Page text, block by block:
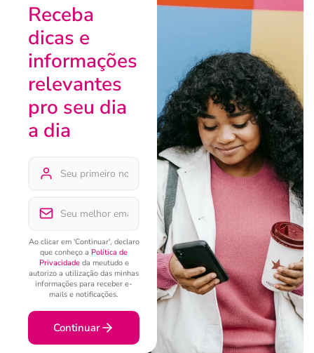
Receba
dicas e
informações
relevantes
pro seu dia
a dia
Ao clicar em 'Continuar', declaro
que conheço a Política de
Privacidadeda meutudo e
autorizo a utilização das minhas
informações para receber e-
mails e notificações.
Continuar